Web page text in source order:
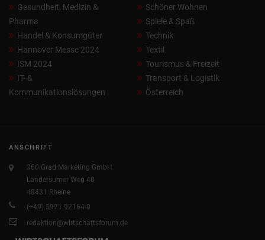
Gesundheit, Medizin &
Pharma
Handel & Konsumgüter
Hannover Messe 2024
ISM 2024
IT- &
Kommunikationslösungen
Schöner Wohnen
Spiele & Spaß
Technik
Textil
Tourismus & Freizeit
Transport & Logistik
Österreich
ANSCHRIFT
360 Grad Marketing GmbH
Landersumer Weg 40
48431 Rheine
(+49) 5971 92164-0
redaktion@wirtschaftsforum.de